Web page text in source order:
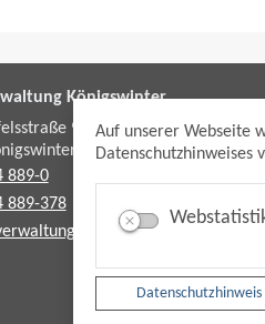
Auf unserer Webseite
Datenschutzhinweises
Datenschutzhinweis
Königswinter
9-11
889-0
889-378